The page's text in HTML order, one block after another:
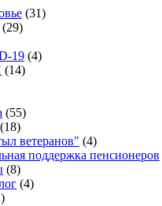
(31)
(29)
19 (4)
(14)
(55)
(18)
ветеранов" (4)
поддержка пенсионеров
(8)
(4)